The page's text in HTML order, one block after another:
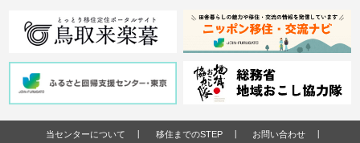
当センターについて 移住までのSTEP お問い合わせ